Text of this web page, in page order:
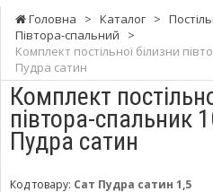
Головна > Каталог >
Півтора-спальний
>
Комплект постільної білизни
Пудра сатин
Комплект
півтора-спальник
Пудра сатин
Код товару: Сат Пудра сатин 1,5